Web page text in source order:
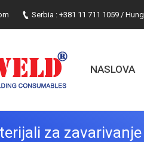
Serbia : +381 11 711 1059 /
NASLOVA
za